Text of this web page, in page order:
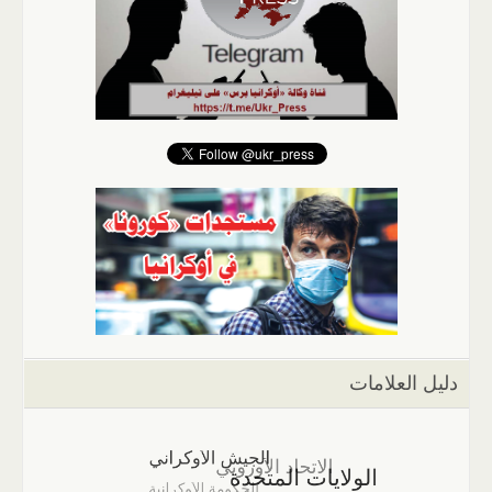
دليل العلامات